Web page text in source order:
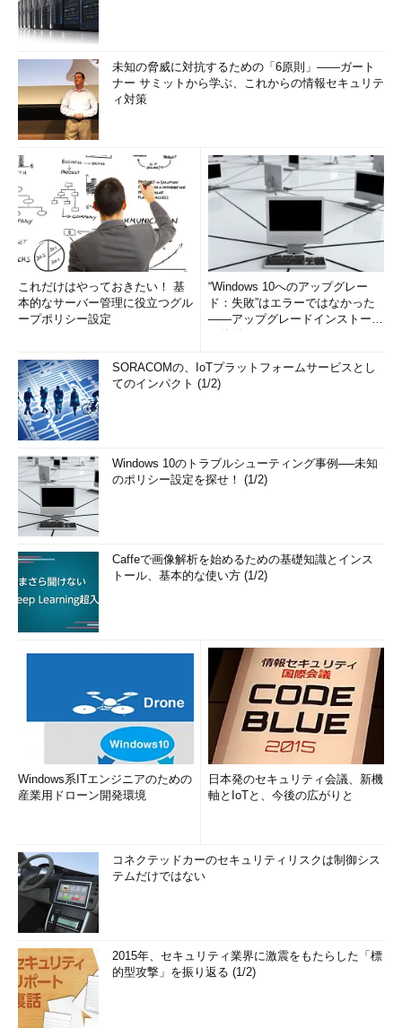
E →l
それでは、先ほどと同じ仮定のもと、ここまで復号できている
問題文を見てみよう。
ASI JL DUJ
VDD thD AHB VB D:
http://www.AHB.MSK/pJMD CDN08/ NSCD_122908.html,
PSQD GSW MWDVV? LS, JN WJl AHB RWBX.
すぐに置き換えられる部分の復号はこれくらいだろう。ここか
らは、一目で推測できるような部分は見つからない。よって、着
目すべき個所は、文字数や復号されている部分が多い単語の部分
この2つを考慮し筆者は以下の2つの単語に着目した。「J」と
「thD」である。1文字の英単語はなんだろうか。thで始まる3文
字の英単語はなんだろうか
答えは以下の通りである。
J →a
thD →the
「J」と「D」が判明したため、ほかの個所においても復号
を行おう。
VV NB phe
AHB VBte:
AHB.MSK/paM e 08/ NSCe_122908.html,
PSQeGSW MWeVV? LS,aNt alAHB RWBX.
未知の脅威に対抗するための「6原則」――ガート
ナー サミットから学ぶ、これからの情報セキュリテ
ィ対策
これだけはやっておきたい！ 基
本的なサーバー管理に役立つグル
ープポリシー設定
“Windows 10へのアップグレー
ド：失敗”はエラーではなかった
――アップグレードインストール
SORACOMの、IoTプラットフォームサービスとし
てのインパクト (1/2)
Windows 10のトラブルシューティング事例──未知
のポリシー設定を探せ！ (1/2)
Caffeで画像解析を始めるための基礎知識とインス
トール、基本的な使い方 (1/2)
Windows系ITエンジニアのための
産業用ドローン開発環境
日本発のセキュリティ会議、新機
軸とIoTと、今後の広がりと
コネクテッドカーのセキュリティリスクは制御シス
テムだけではない
2015年、セキュリティ業界に激震をもたらした「標
的型攻撃」を振り返る (1/2)